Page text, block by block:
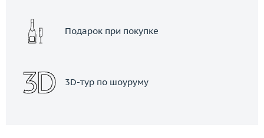
Подарок при покупке
3D-тур по шоуруму